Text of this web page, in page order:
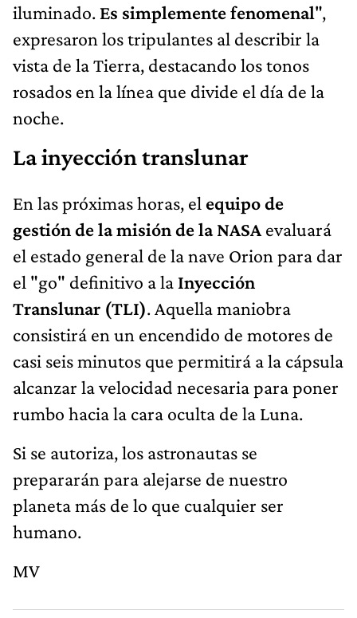
iluminado. Es simplemente fenomenal",
expresaron los tripulantes al describir la
vista de la Tierra, destacando los tonos
rosados en la línea que divide el día de la
noche.
La inyección translunar
En las próximas horas, el equipo de
gestión de la misión de la NASA evaluará
el estado general de la nave Orion para dar
el "go" definitivo a la Inyección
Translunar (TLI). Aquella maniobra
consistirá en un encendido de motores de
casi seis minutos que permitirá a la cápsula
alcanzar la velocidad necesaria para poner
rumbo hacia la cara oculta de la Luna.
Si se autoriza, los astronautas se
prepararán para alejarse de nuestro
planeta más de lo que cualquier ser
humano.
MV